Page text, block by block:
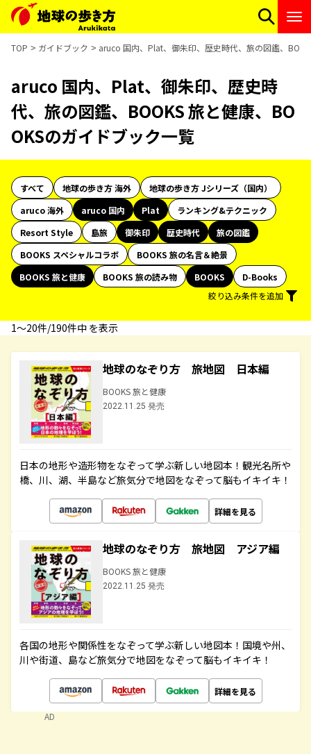
TOP ガイドブック aruco 国内、Plat、御朱印、歴史時代、旅の図鑑、
aruco 国内、Plat、御朱印、歴史時
代、旅の図鑑、BOOKS 旅と健康、BO
OKSのガイドブック一覧
すべて 地球の歩き方 海外
地球の歩き方 Jシリーズ（国内）
aruco 海外
aruco 国内 Plat
ランキング&テクニック
Resort Style
島旅 御朱印 歴史時代
旅の図鑑
BOOKS スペシャルコラボ
BOOKS 旅の名言＆絶景
BOOKS 旅と健康
BOOKS 旅の読み物 BOOKS
D-Books
絞り込み条件を追加
1〜20件/190件中 を表示
地球のなぞり方 旅地図 日本編
BOOKS 旅と健康
2022.11.25 発売
日本の地形や造形物をなぞって学ぶ新しい地図本！観光名所や
橋、川、湖、半島など旅気分で地図をなぞって脳もイキイキ！
詳細を見る
地球のなぞり方 旅地図 アジア編
BOOKS 旅と健康
2022.11.25 発売
各国の地形や関係性をなぞって学ぶ新しい地図本！国境や州、
川や街道、島など旅気分で地図をなぞって脳もイキイキ！
詳細を見る
AD